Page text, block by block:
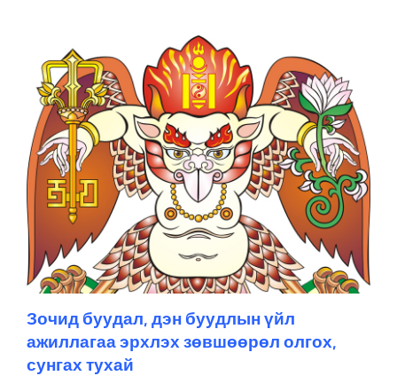
Зочид буудал, дэн буудлын үйл
ажиллагаа эрхлэх зөвшөөрөл олгох,
сунгах тухай